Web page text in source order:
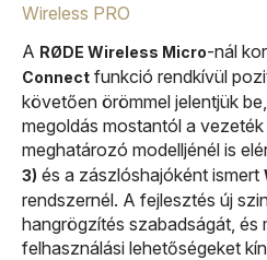
Wireless PRO
A RØDE Wireless Micro-nál
Connect funkció rendkívül
követően örömmel jelentjük
megoldás mostantól a
meghatározó modelljénél is
3) és a zászlóshajóként ismert
rendszernél. A fejlesztés új
hangrögzítés szabadságát, és
felhasználási lehetőségeket